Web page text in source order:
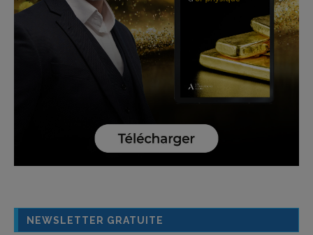
NEWSLETTER GRATUITE